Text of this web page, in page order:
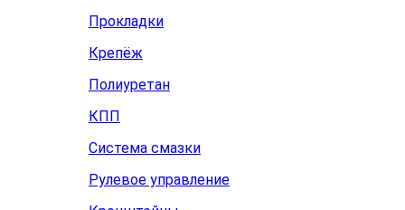
Прокладки
Крепёж
Полиуретан
КПП
Система смазки
Рулевое управление